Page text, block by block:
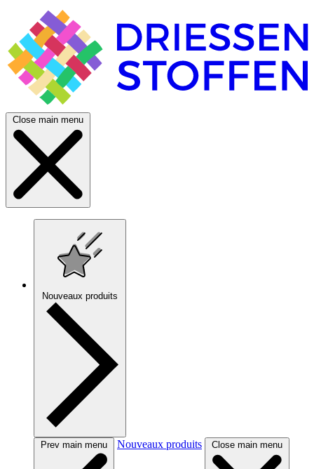
Close main menu
Nouveaux produits
Prev main menu Nouveaux produits Close main menu